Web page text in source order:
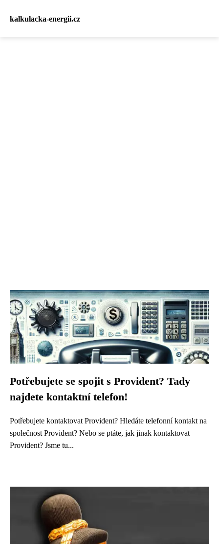
kalkulacka-energii.cz
Potřebujete se spojit s Provident? Tady
najdete kontaktní telefon!
Potřebujete kontaktovat Provident? Hledáte telefonní kontakt na
společnost Provident? Nebo se ptáte, jak jinak kontaktovat
Provident? Jsme tu...